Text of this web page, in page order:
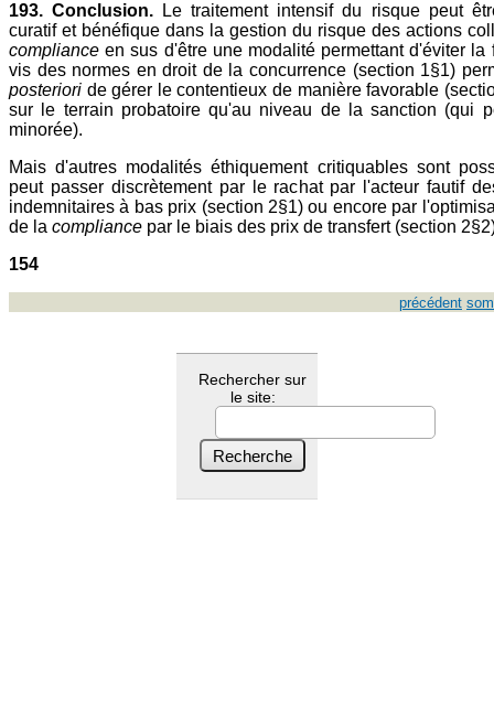
193. Conclusion.
Le traitement intensif du risque peut
curatif et bénéfique dans la gestion du risque des actions
compliance en sus d'être une modalité permettant d'éviter la
vis des normes en droit de la concurrence (section 1§1)
posteriori de gérer le contentieux de manière favorable
sur le terrain probatoire qu'au niveau de la sanction (qui
minorée).
Mais d'autres modalités éthiquement critiquables sont
peut passer discrètement par le rachat par l'acteur fautif
indemnitaires à bas prix (section 2§1) ou encore par
de la compliance par le biais des prix de transfert (section
154
précédent
Rechercher sur
le site: